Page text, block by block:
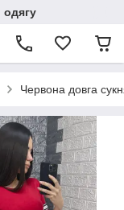
одягу
Червона довга